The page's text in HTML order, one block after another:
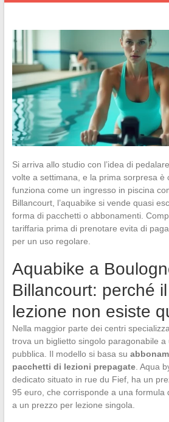
Si arriva allo studio con l’idea di
volte a settimana, e la prima sorpresa è
funziona come un ingresso in piscina
Billancourt, l’aquabike si vende quasi
forma di pacchetti o abbonamenti.
tariffaria prima di prenotare evita di
per un uso regolare.
Aquabike a
Billancourt: perché
lezione non esiste
Nella maggior parte dei centri
trova un biglietto singolo paragonabile a
pubblica. Il modello si basa su
pacchetti di lezioni prepagate. Aqua
dedicato situato in rue du Fief, ha un
95 euro, che corrisponde a una formula
a un prezzo per lezione singola.